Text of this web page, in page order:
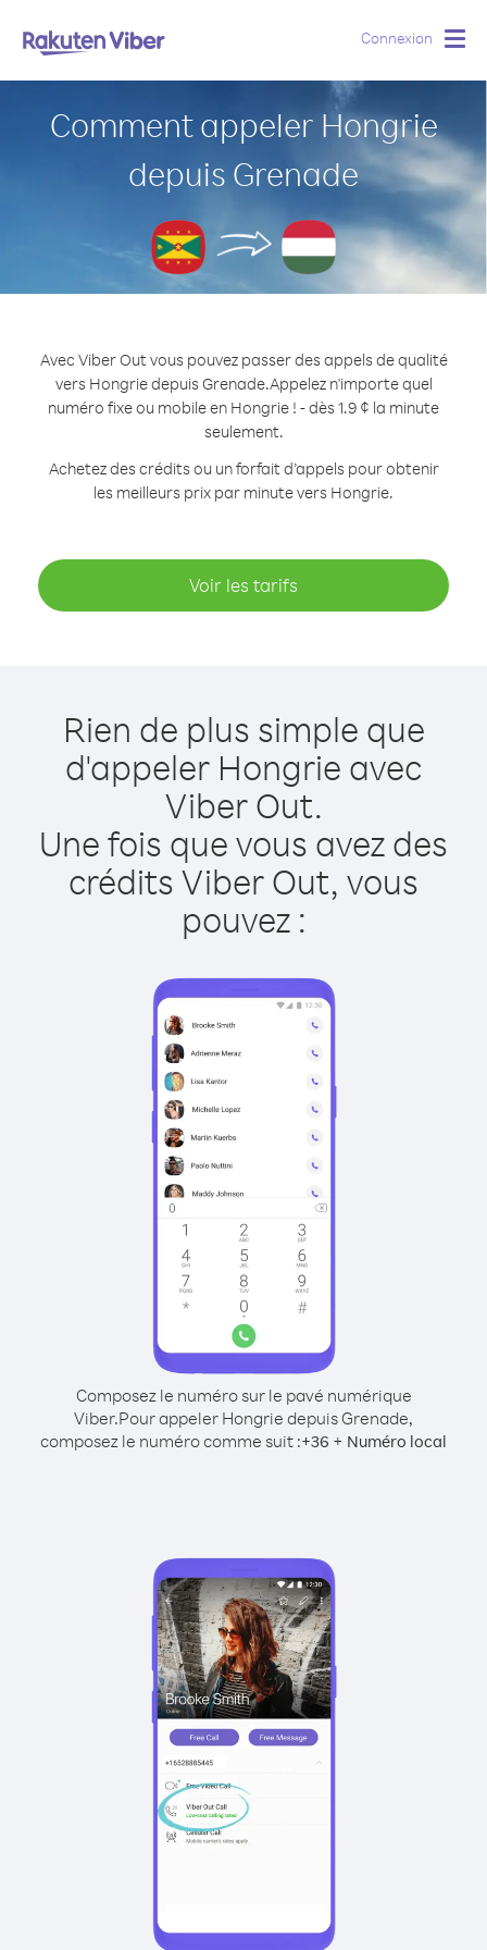
Connexion
Comment appeler Hongrie
depuis Grenade
Avec Viber Out vous pouvez passer des appels de qualité
vers Hongrie depuis Grenade.Appelez n'importe quel
numéro fixe ou mobile en Hongrie ! - dès 1.9 ¢ la minute
seulement.
Achetez des crédits ou un forfait d’appels pour obtenir
les meilleurs prix par minute vers Hongrie.
Voir les tarifs
Rien de plus simple que
d'appeler Hongrie avec
Viber Out.
Une fois que vous avez des
crédits Viber Out, vous
pouvez :
Composez le numéro sur le pavé numérique
Viber.Pour appeler Hongrie depuis Grenade,
composez le numéro comme suit :+36 + Numéro local